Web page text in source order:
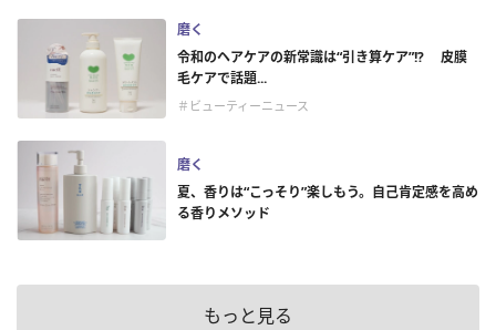
磨く
令和のヘアケアの新常識は“引き算ケア”!? 皮膜
毛ケアで話題...
＃ビューティーニュース
磨く
夏、香りは“こっそり”楽しもう。自己肯定感を高め
る香りメソッド
もっと見る